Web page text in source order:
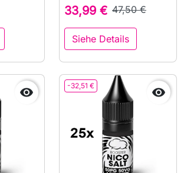
33,99 € 47,50 €
Siehe Details
 -32,51 € 